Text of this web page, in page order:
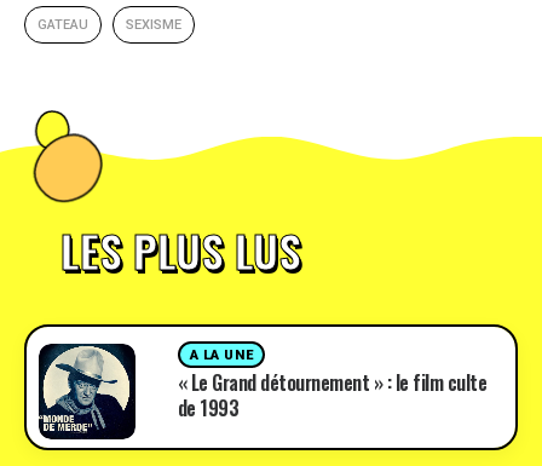
GATEAU SEXISME
LES PLUS LUS
A LA UNE
« Le Grand détournement » : le film culte
de 1993